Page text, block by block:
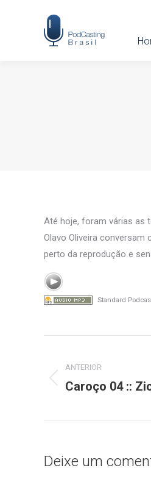
Até hoje, foram várias as
Olavo Oliveira conversam
perto da reprodução e
Standard
deANTERIOR
Post
Caroço 04 ::
Deixe um